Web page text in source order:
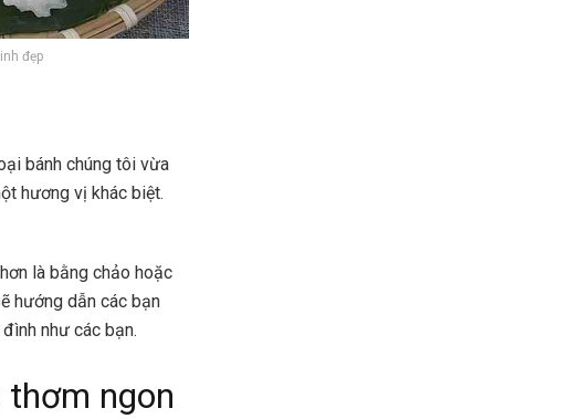
đẹp
bánh chúng tôi vừa
hương vị khác biệt.
là bằng chảo hoặc
hướng dẫn các bạn
như các bạn.
thơm ngon